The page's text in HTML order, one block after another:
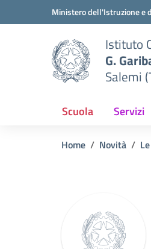
Vai ai contenuti
Vai al menu di navigazione
Ministero dell'Istruzione e
Istituto
G.
Salemi
Scuola Servizi
Home Novità